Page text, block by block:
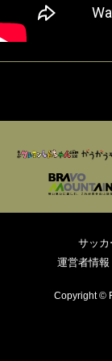
サッカ
運営者情報
Copyright ©